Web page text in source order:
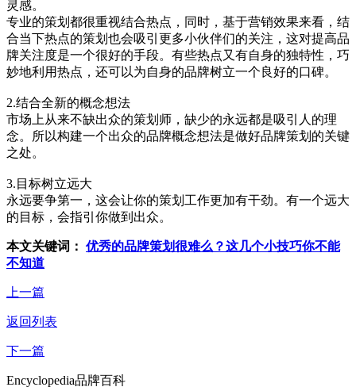
灵感。
专业的策划都很重视结合热点，同时，基于营销效果来看，结
合当下热点的策划也会吸引更多小伙伴们的关注，这对提高品
牌关注度是一个很好的手段。有些热点又有自身的独特性，巧
妙地利用热点，还可以为自身的品牌树立一个良好的口碑。
2.结合全新的概念想法
市场上从来不缺出众的策划师，缺少的永远都是吸引人的理
念。所以构建一个出众的品牌概念想法是做好品牌策划的关键
之处。
3.目标树立远大
永远要争第一，这会让你的策划工作更加有干劲。有一个远大
的目标，会指引你做到出众。
本文关键词： 优秀的品牌策划很难么？这几个小技巧你不能
不知道
上一篇
返回列表
下一篇
Encyclopedia品牌百科